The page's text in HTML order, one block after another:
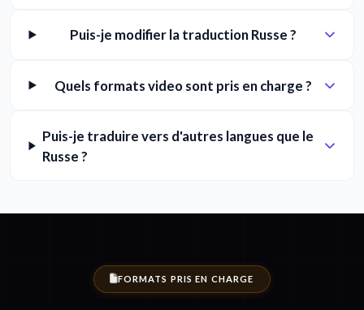
Puis-je modifier la traduction Russe ?
Quels formats video sont pris en charge ?
Puis-je traduire vers d'autres langues que le
Russe ?
FORMATS PRIS EN CHARGE